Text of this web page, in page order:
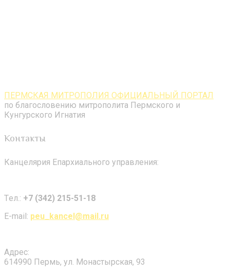
ПЕРМСКАЯ МИТРОПОЛИЯ ОФИЦИАЛЬНЫЙ ПОРТАЛ
по благословению митрополита Пермского и
Кунгурского Игнатия
Контакты
Канцелярия Епархиального управления:
Tел.: +7 (342) 215-51-18
E-mail: peu_kancel@mail.ru
Адрес:
614990 Пермь, ул. Монастырская, 93